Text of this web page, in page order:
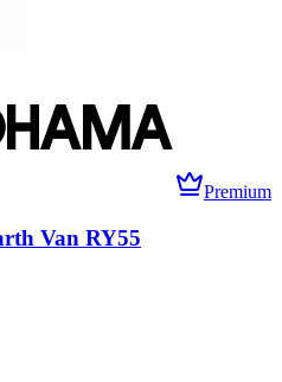
Premium
Van RY55